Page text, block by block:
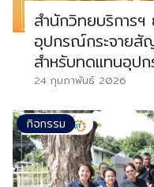
สำนักวิทยบริการฯ
อุปกรณ์กระจายสั
สำหรับทดแทนอุป
24 กุมภาพันธ์ 2026
กิจกรรม